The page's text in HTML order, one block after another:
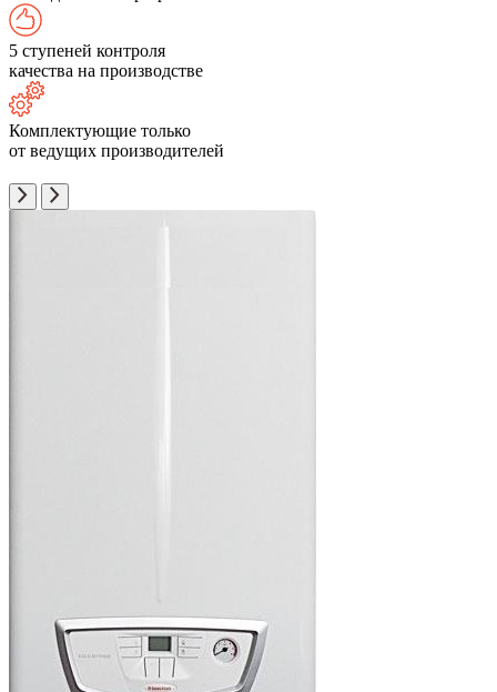
5 ступеней контроля
качества на производстве
Комплектующие только
от ведущих производителей